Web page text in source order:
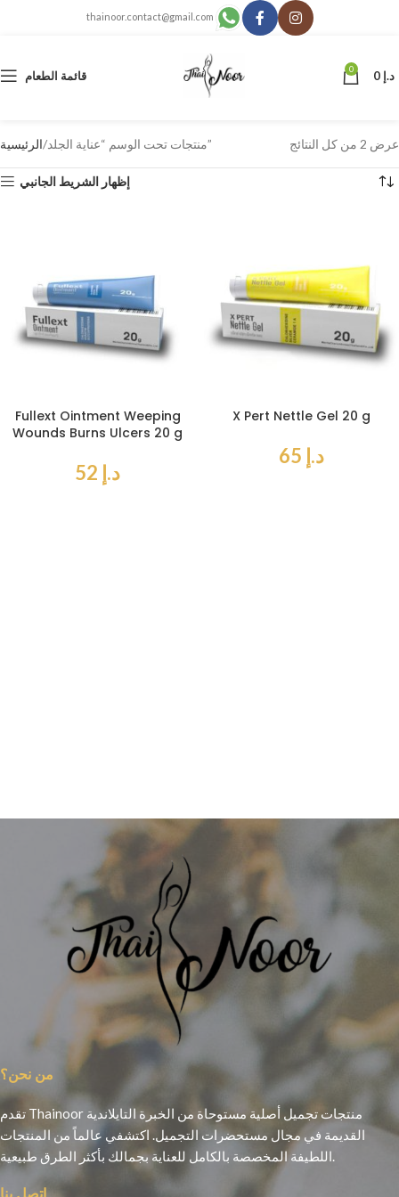
thainoor.contact@gmail.com
قائمة الطعام 0 د.إ
الرئيسية منتجات تحت الوسم “عناية الجلد” عرض ⁦2⁩ من كل النتائج
إظهار الشريط الجانبي
Fullext Ointment Weeping
Wounds Burns Ulcers 20 g
د.إ
X Pert Nettle Gel 20 g
د.إ
من نحن؟
تقدم Thainoor منتجات تجميل أصلية مستوحاة من الخبرة التايلاندية
القديمة في مجال مستحضرات التجميل. اكتشفي عالماً من المنتجات
اللطيفة المخصصة بالكامل للعناية بجمالك بأكثر الطرق طبيعية.